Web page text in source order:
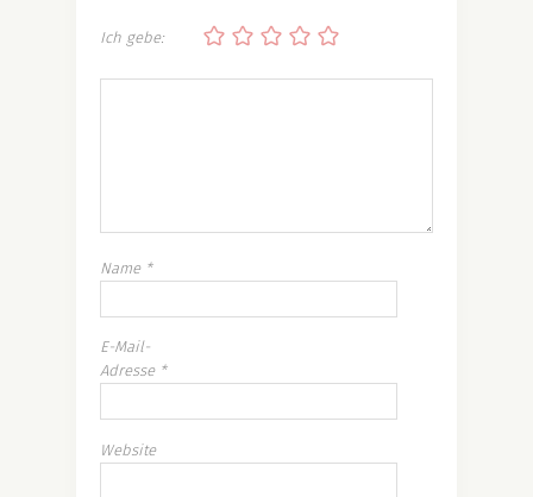
Ich gebe:
Name *
E-Mail-
Adresse *
Website